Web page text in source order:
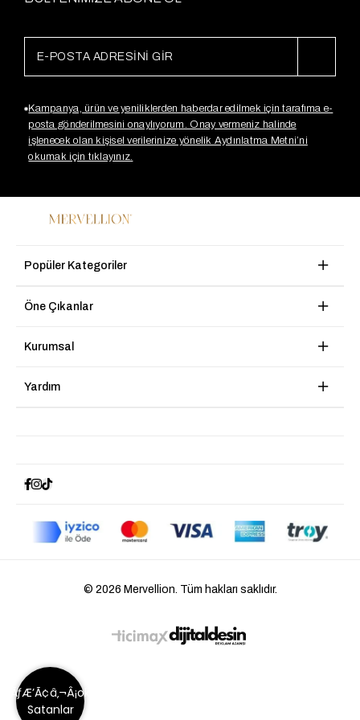
Kampanya, ürün ve yeniliklerden haberdar edilmek için tarafıma e-
posta gönderilmesini onaylıyorum. Onay vermeniz halinde
işlenecek olan kişisel verilerinize yönelik Aydınlatma Metni’ni
okumak için tıklayınız.
Popüler Kategoriler
Öne Çıkanlar
Kurumsal
Yardım
© 2026 Mervellion. Tüm hakları saklıdır.
ÃƒÆ’Ã¢â‚¬Â¡ok
Satanlar